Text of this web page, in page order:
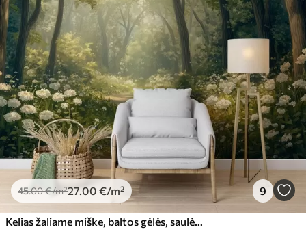
45.00€/m²27.00 €/m² 9